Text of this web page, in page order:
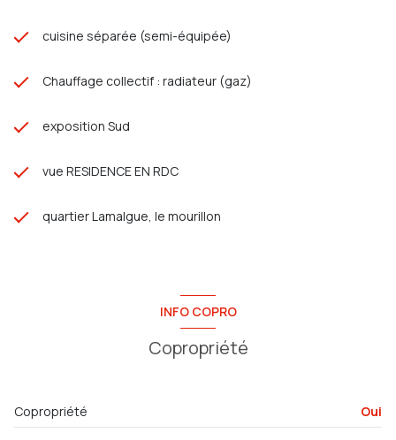
cuisine séparée (semi-équipée)
Chauffage collectif : radiateur (gaz)
exposition Sud
vue RESIDENCE EN RDC
quartier Lamalgue, le mourillon
INFO COPRO
Copropriété
Copropriété Oui